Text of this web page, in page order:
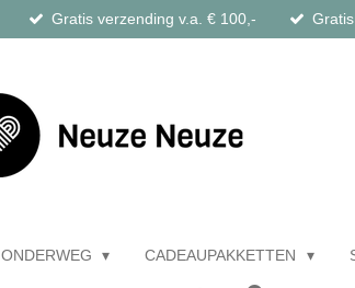
Gratis verzending v.a. € 100,-
ONDERWEG CADEAUPAKKETTEN